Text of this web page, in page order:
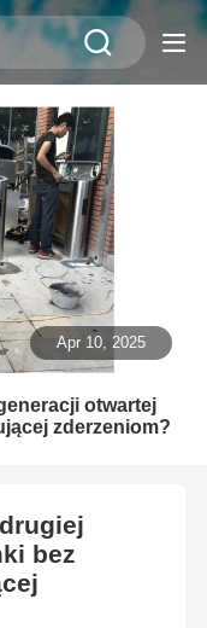
Apr 10, 2025
otwartej
zderzeniom?
bez